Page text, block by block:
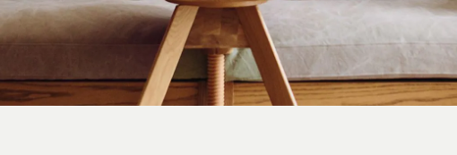
中川店
〒454-0825 名古屋市中川区好本町1-
107
Google map